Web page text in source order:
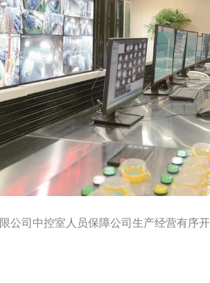
公司中控室人员保障公司生产经营有序